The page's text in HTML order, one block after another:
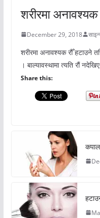
शरीरमा
December 29, 2018
शरीरमा अनावश्यक रौँ हटाउने
। बाल्यावस्थामा त्यति रौं
Share this: